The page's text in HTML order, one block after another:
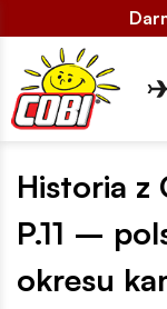
Historia z
P.11 –
okresu